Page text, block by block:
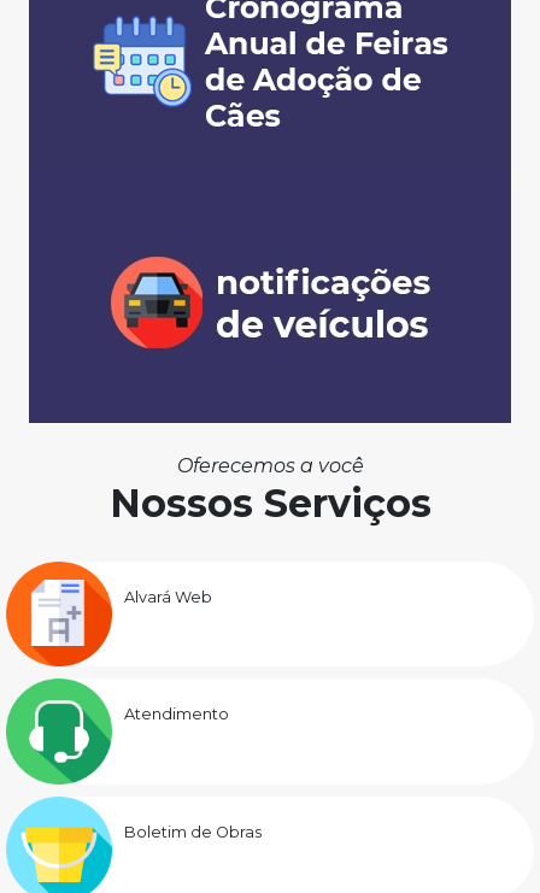
Oferecemos a você
Nossos Serviços
Alvará Web
Atendimento
Boletim de Obras